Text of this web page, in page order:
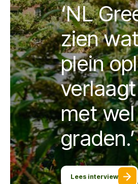
‘NL
zien
plein
met
graden.’
Lees interview